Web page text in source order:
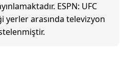
ESPN: UFC
yerler arasında televizyon